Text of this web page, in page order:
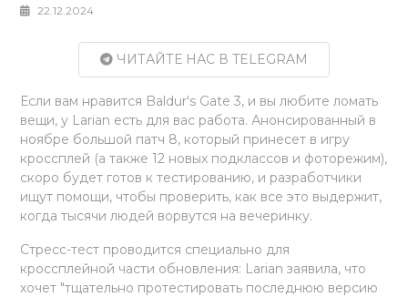
22.12.2024
ЧИТАЙТЕ НАС В TELEGRAM
Если вам нравится Baldur's Gate 3, и вы любите ломать
вещи, у Larian есть для вас работа. Анонсированный в
ноябре большой патч 8, который принесет в игру
кроссплей (а также 12 новых подклассов и фоторежим),
скоро будет готов к тестированию, и разработчики
ищут помощи, чтобы проверить, как все это выдержит,
когда тысячи людей ворвутся на вечеринку.
Стресс-тест проводится специально для
кроссплейной части обновления: Larian заявила, что
хочет "тщательно протестировать последнюю версию